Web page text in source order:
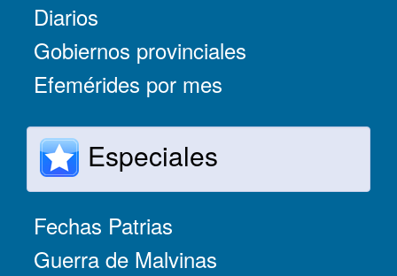
Diarios
Gobiernos provinciales
Efemérides por mes
Especiales
Fechas Patrias
Guerra de Malvinas